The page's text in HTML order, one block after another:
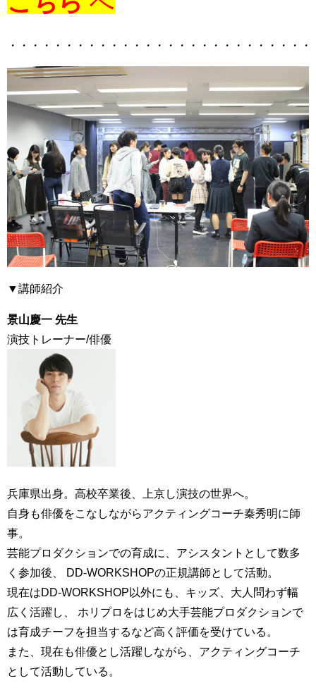
・・・・・・・・・・・・・・・・・・・・・・・・・・
▼講師紹介
景山慶一 先生
演技トレーナー/俳優
兵庫県出身。高校卒業後、上京し演技の世界へ。
自身も俳優をこなしながらアクティングコーチ秦秀明に師
事。
芸能プロダクションでの育成に、アシスタントとして数多
く参加後、 DD-WORKSHOPの正規講師として活動。
現在はDD-WORKSHOP以外にも、キッズ、大人問わず幅
広く活躍し、 ホリプロをはじめ大手芸能プロダクションで
は育成チーフを担当するなど高く評価を受けている。
また、現在も俳優とし活躍しながら、アクティングコーチ
として活動している。